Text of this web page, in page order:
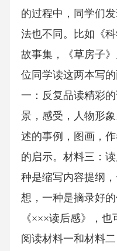
的过程中，同学们
法也不同。比如《
故事集，《草房子
位同学读这两本写
一：反复品读精彩
景，感受，人物形
述的事例，图画，
的启示。材料三：
种是缩写内容提纲
想，一种是摘录好
《×××读后感》，
阅读材料一和材料